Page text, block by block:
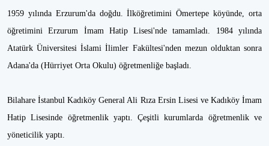
1959 yılında Erzurum'da doğdu. İlköğretimini Ömertepe köyünde, orta
öğretimini Erzurum İmam Hatip Lisesi'nde tamamladı. 1984 yılında
Atatürk Üniversitesi İslami İlimler Fakültesi'nden mezun olduktan sonra
Adana'da (Hürriyet Orta Okulu) öğretmenliğe başladı.
Bilahare İstanbul Kadıköy General Ali Rıza Ersin Lisesi ve Kadıköy İmam
Hatip Lisesinde öğretmenlik yaptı. Çeşitli kurumlarda öğretmenlik ve
yöneticilik yaptı.